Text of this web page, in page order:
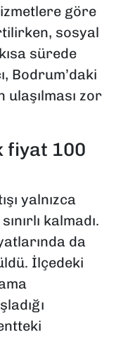
göre
sosyal
sürede
Bodrum’daki
zor
fiyat 100
yalnızca
kalmadı.
da
İlçedeki